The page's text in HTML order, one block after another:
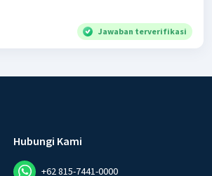
Jawaban terverifikasi
Hubungi Kami
+62 815-7441-0000